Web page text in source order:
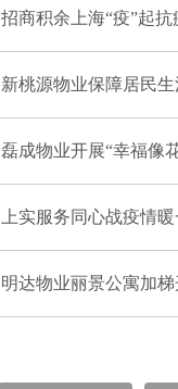
招商积余上海“疫”起
新桃源物业保障居民
磊成物业开展“幸福像
上实服务同心战疫情
明达物业丽景公寓加